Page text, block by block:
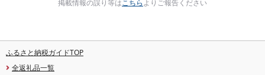
掲載情報の誤り等はこちらよりご報告ください
ふるさと納税ガイドTOP
全返礼品一覧